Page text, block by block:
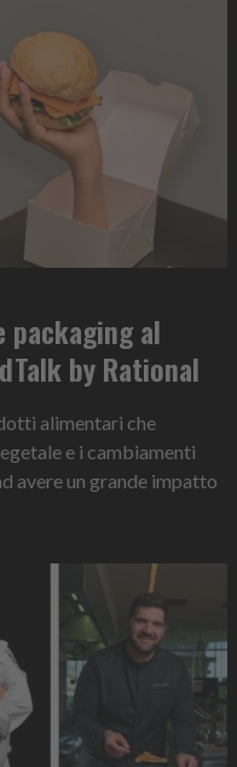
al
by Rational
alimentari che
e i cambiamenti
avere un grande impatto